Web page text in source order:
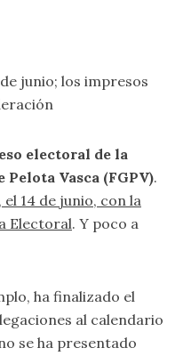
junio; los impresos
electoral de la
Vasca (FGPV).
14 de junio, con la
Electoral. Y poco a
ha finalizado el
al calendario
se ha presentado